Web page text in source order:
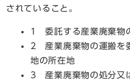
されていること。
1 委託する産業廃棄物
2 産業廃棄物の運搬を
地の所在地
3 産業廃棄物の処分又